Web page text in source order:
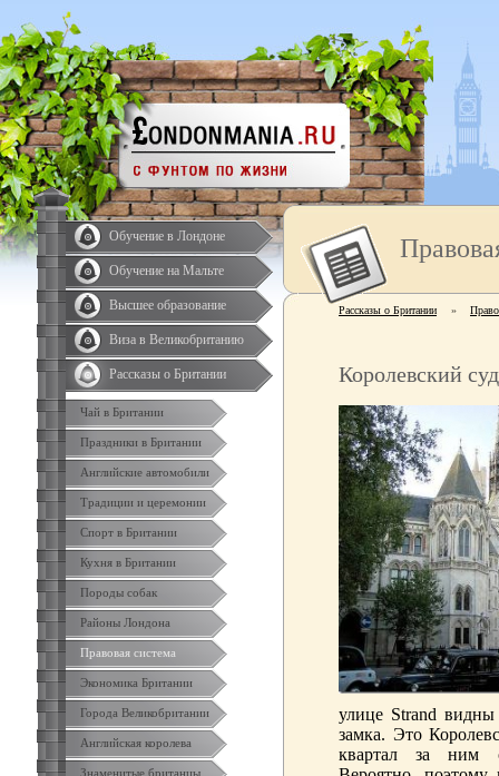
Обучение в Лондоне
Обучение на Мальте
Высшее образование
Виза в Великобританию
Рассказы о Британии
Чай в Британии
Праздники в Британии
Английские автомобили
Традиции и церемонии
Спорт в Британии
Кухня в Британии
Породы собак
Районы Лондона
Правовая система
Экономика Британии
Города Великобритании
Английская королева
Знаменитые британцы
Рассказы о Британии »
Королевский суд
улице Strand видны
замка. Это
квартал за ним